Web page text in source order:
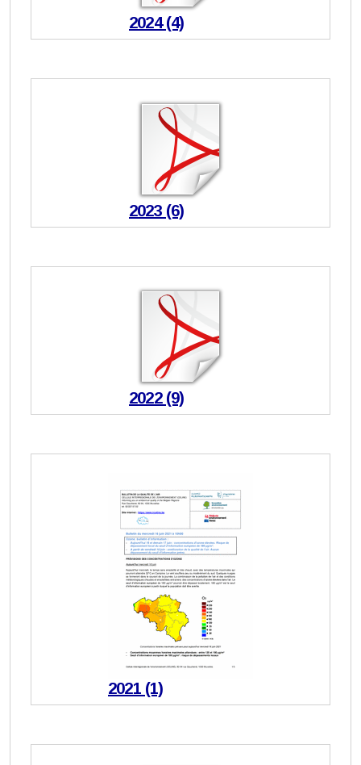
2024 (4)
2023 (6)
2022 (9)
2021 (1)